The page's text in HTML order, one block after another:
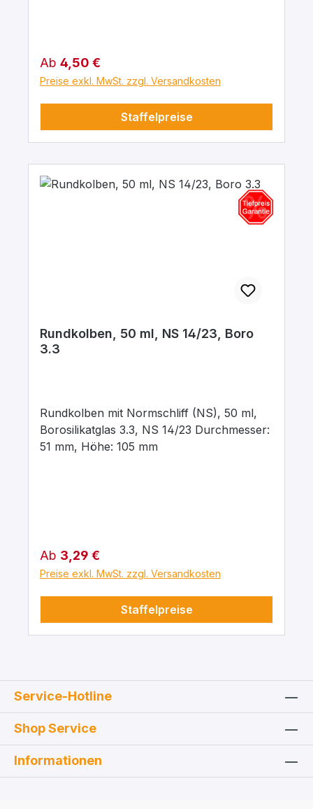
Regulärer Preis:
Ab 4,50 €
Preise exkl. MwSt. zzgl. Versandkosten
Staffelpreise
Rundkolben, 50 ml, NS 14/23, Boro
3.3
Rundkolben mit Normschliff (NS), 50 ml,
Borosilikatglas 3.3, NS 14/23 Durchmesser:
51 mm, Höhe: 105 mm
Regulärer Preis:
Ab 3,29 €
Preise exkl. MwSt. zzgl. Versandkosten
Staffelpreise
Service-Hotline
Shop Service
Informationen